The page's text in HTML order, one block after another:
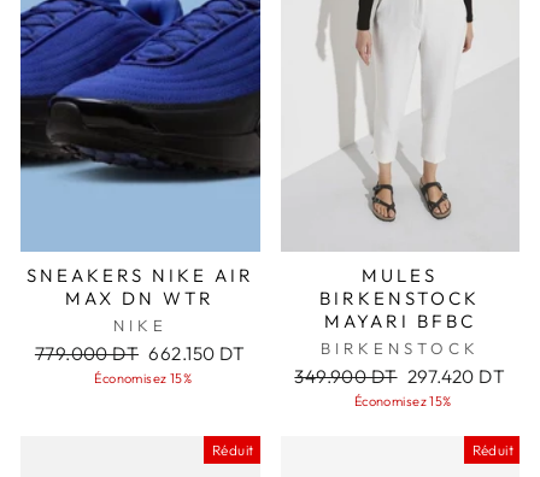
SNEAKERS NIKE AIR
MAX DN WTR
NIKE
Prix
régulier
779.000 DT Prix
réduit
662.150 DT
Économisez 15%
MULES
BIRKENSTOCK
MAYARI BFBC
BIRKENSTOCK
Prix
régulier
349.900 DT Prix
réduit
297.420 DT
Économisez 15%
Réduit Réduit